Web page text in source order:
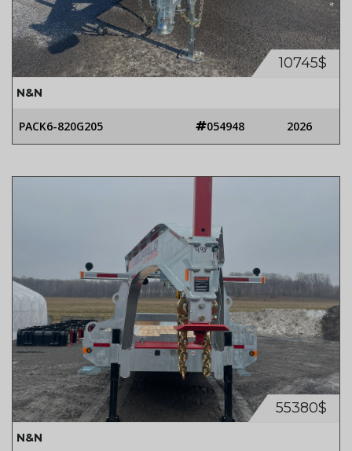
10745$
N&N
PACK6-820G205 054948 2026
55380$
N&N